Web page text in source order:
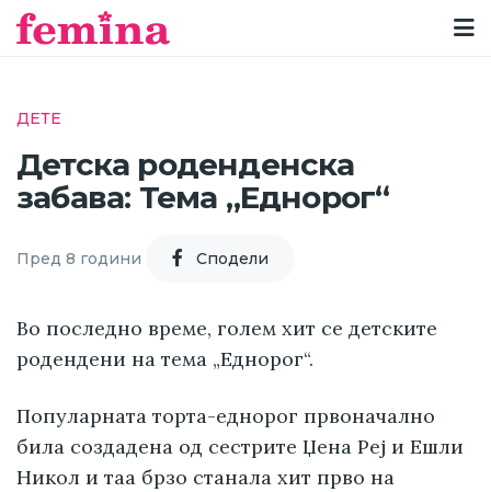
ДЕТЕ
Детска роденденска
забава: Тема „Еднорог“
Пред 8 години Cподели
Во последно време, голем хит се детските
родендени на тема „Еднорог“.
Популарната торта-еднорог првоначално
била создадена од сестрите Џена Реј и Ешли
Никол и таа брзо станала хит прво на